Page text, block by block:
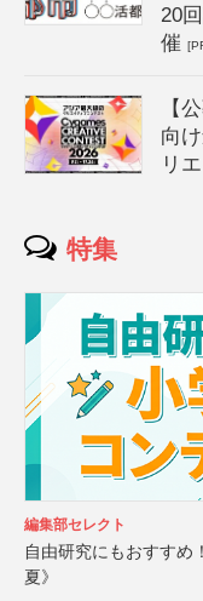
20
催
【
向
リ
特集
編集部セレクト
自由研究にもおすすめ
夏》